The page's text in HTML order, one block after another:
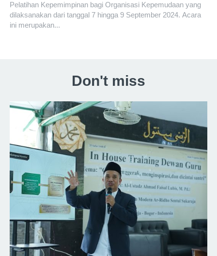
Pelatihan Kepemimpinan bagi Organisasi Kepemudaan yang
dilaksanakan dari tanggal 7 hingga 9 September 2024. Acara
ini merupakan...
Don't miss